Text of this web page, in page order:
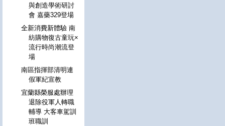
與創造學術研討
會 嘉藥329登場
全新消費新體驗 南
紡購物復古童玩×
流行時尚潮流登
場
南區指揮部清明連
假軍紀宣教
宜蘭縣榮服處辦理
退除役軍人轉職
輔導 大客車駕訓
班職訓